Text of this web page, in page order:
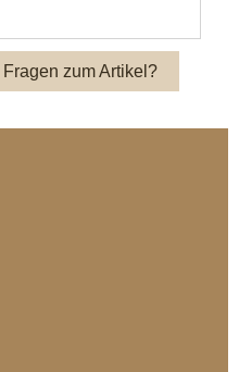
Fragen zum Artikel?